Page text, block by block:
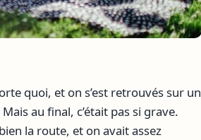
quoi, et on s’est retrouvés sur un
au final, c’était pas si grave.
la route, et on avait assez